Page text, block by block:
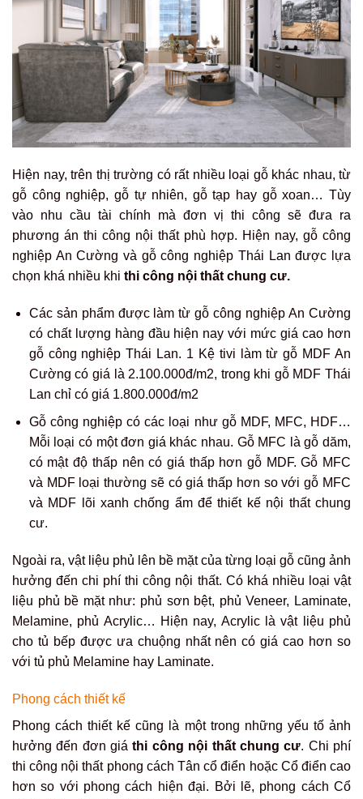
Hiện nay, trên thị trường có rất nhiều loại gỗ khác nhau, từ
gỗ công nghiệp, gỗ tự nhiên, gỗ tạp hay gỗ xoan… Tùy
vào nhu cầu tài chính mà đơn vị thi công sẽ đưa ra
phương án thi công nội thất phù hợp. Hiện nay, gỗ công
nghiệp An Cường và gỗ công nghiệp Thái Lan được lựa
chọn khá nhiều khi thi công nội thất chung cư.
Các sản phẩm được làm từ gỗ công nghiệp An Cường
có chất lượng hàng đầu hiện nay với mức giá cao hơn
gỗ công nghiệp Thái Lan. 1 Kệ tivi làm từ gỗ MDF An
Cường có giá là 2.100.000đ/m2, trong khi gỗ MDF Thái
Lan chỉ có giá 1.800.000đ/m2
Gỗ công nghiệp có các loại như gỗ MDF, MFC, HDF…
Mỗi loại có một đơn giá khác nhau. Gỗ MFC là gỗ dăm,
có mật độ thấp nên có giá thấp hơn gỗ MDF. Gỗ MFC
và MDF loại thường sẽ có giá thấp hơn so với gỗ MFC
và MDF lõi xanh chống ẩm để thiết kế nội thất chung
cư.
Ngoài ra, vật liệu phủ lên bề mặt của từng loại gỗ cũng ảnh
hưởng đến chi phí thi công nội thất. Có khá nhiều loại vật
liệu phủ bề mặt như: phủ sơn bệt, phủ Veneer, Laminate,
Melamine, phủ Acrylic… Hiện nay, Acrylic là vật liệu phủ
cho tủ bếp được ưa chuộng nhất nên có giá cao hơn so
với tủ phủ Melamine hay Laminate.
Phong cách thiết kế
Phong cách thiết kế cũng là một trong những yếu tố ảnh
hưởng đến đơn giá thi công nội thất chung cư. Chi phí
thi công nội thất phong cách Tân cổ điển hoặc Cổ điển cao
hơn so với phong cách hiện đại. Bởi lẽ, phong cách Cổ